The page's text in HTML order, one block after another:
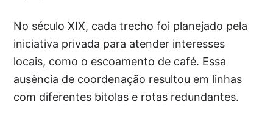
No século XIX, cada trecho foi planejado pela
iniciativa privada para atender interesses
locais, como o escoamento de café. Essa
ausência de coordenação resultou em linhas
com diferentes bitolas e rotas redundantes.